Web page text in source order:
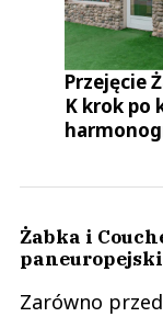
Przejęcie
K krok po
Żabka i
Zarówno